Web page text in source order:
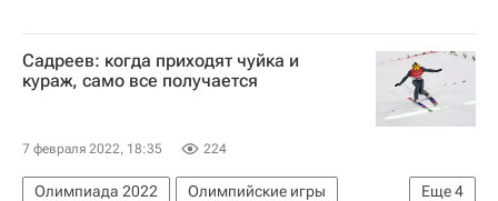
Садреев: когда приходят чуйка и
кураж, само все получается
7 февраля 2022, 18:35 224
Еще4
Олимпиада 2022
Олимпийские игры